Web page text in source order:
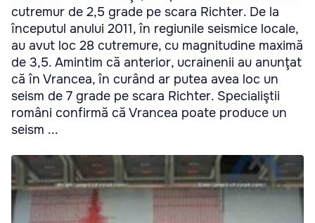
cutremur de 2,5 grade pe scara Richter. De la
începutul anului 2011, în regiunile seismice locale,
au avut loc 28 cutremure, cu magnitudine maximă
de 3,5. Amintim că anterior, ucrainenii au anunţat
că în Vrancea, în curând ar putea avea loc un
seism de 7 grade pe scara Richter. Specialiştii
români confirmă că Vrancea poate produce un
seism ...